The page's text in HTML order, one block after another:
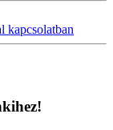
kapcsolatban